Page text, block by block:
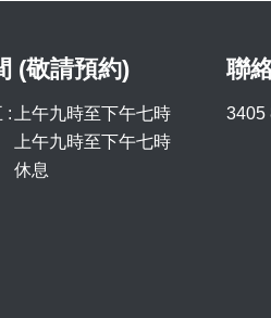
(敬請預約)
:
上午九時至下午七時
上午九時至下午七時
休息
聯
3405